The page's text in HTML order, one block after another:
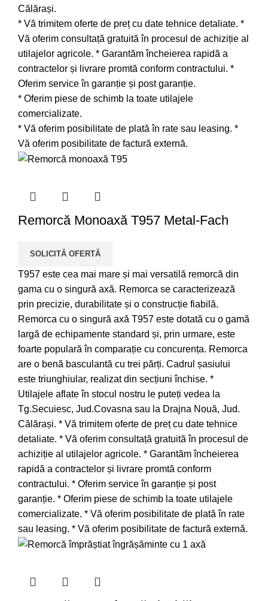
Călărași.
* Vă trimitem oferte de preț cu date tehnice detaliate. *
Vă oferim consultață gratuită în procesul de achiziție al
utilajelor agricole. * Garantăm încheierea rapidă a
contractelor și livrare promtă conform contractului. *
Oferim service în garanție și post garanție.
* Oferim piese de schimb la toate utilajele
comercializate.
* Vă oferim posibilitate de plată în rate sau leasing. *
Vă oferim posibilitate de factură externă.
Remorcă Monoaxă T957 Metal-Fach
SOLICITĂ OFERTĂ
T957 este cea mai mare și mai versatilă remorcă din
gama cu o singură axă. Remorca se caracterizează
prin precizie, durabilitate și o construcție fiabilă.
Remorca cu o singură axă T957 este dotată cu o gamă
largă de echipamente standard și, prin urmare, este
foarte populară în comparație cu concurența. Remorca
are o benă basculantă cu trei părți. Cadrul șasiului
este triunghiular, realizat din secțiuni închise. *
Utilajele aflate în stocul nostru le puteți vedea la
Tg.Secuiesc, Jud.Covasna sau la Drajna Nouă, Jud.
Călărași. * Vă trimitem oferte de preț cu date tehnice
detaliate. * Vă oferim consultață gratuită în procesul de
achiziție al utilajelor agricole. * Garantăm încheierea
rapidă a contractelor și livrare promtă conform
contractului. * Oferim service în garanție și post
garanție. * Oferim piese de schimb la toate utilajele
comercializate. * Vă oferim posibilitate de plată în rate
sau leasing. * Vă oferim posibilitate de factură externă.